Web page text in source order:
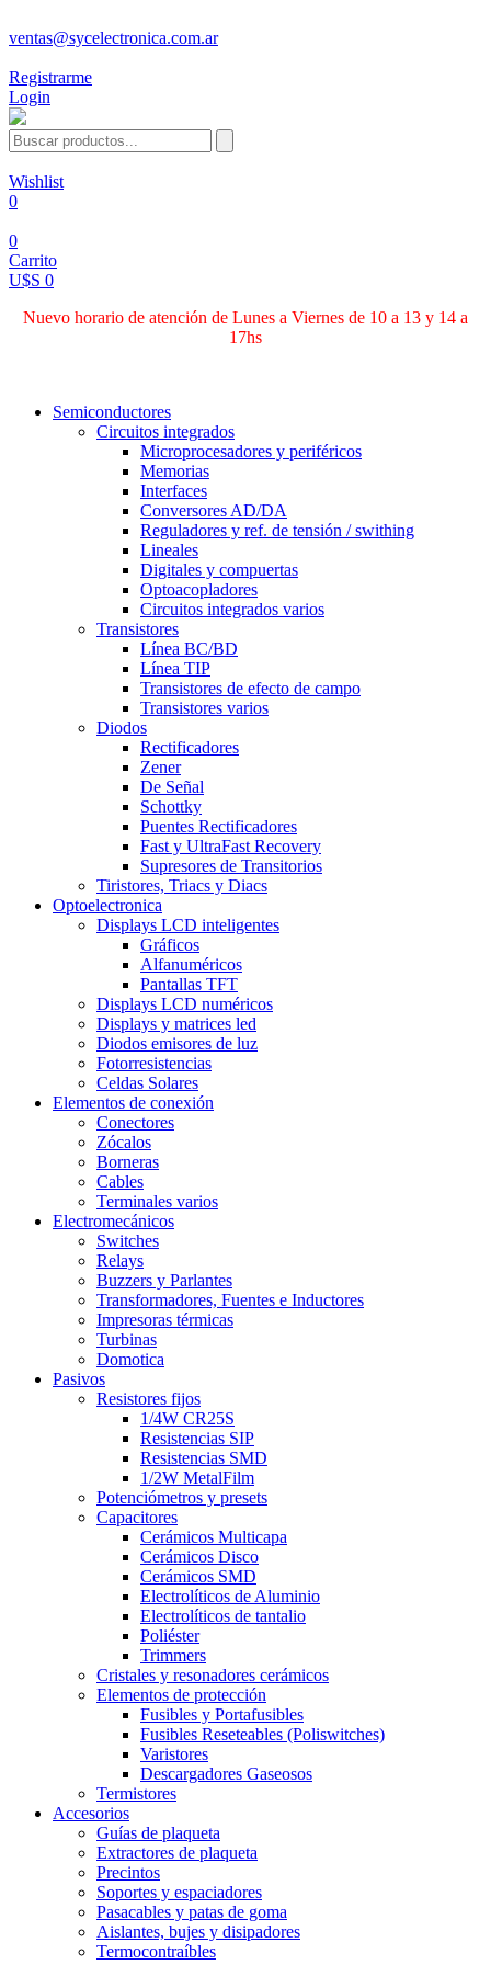
ventas@sycelectronica.com.ar
Registrarme
Login
Wishlist
0
0
Carrito
U$S 0
Nuevo horario de atención de Lunes a Viernes de 10 a 13 y 14 a
17hs
Semiconductores
Circuitos integrados
Microprocesadores y periféricos
Memorias
Interfaces
Conversores AD/DA
Reguladores y ref. de tensión / swithing
Lineales
Digitales y compuertas
Optoacopladores
Circuitos integrados varios
Transistores
Línea BC/BD
Línea TIP
Transistores de efecto de campo
Transistores varios
Diodos
Rectificadores
Zener
De Señal
Schottky
Puentes Rectificadores
Fast y UltraFast Recovery
Supresores de Transitorios
Tiristores, Triacs y Diacs
Optoelectronica
Displays LCD inteligentes
Gráficos
Alfanuméricos
Pantallas TFT
Displays LCD numéricos
Displays y matrices led
Diodos emisores de luz
Fotorresistencias
Celdas Solares
Elementos de conexión
Conectores
Zócalos
Borneras
Cables
Terminales varios
Electromecánicos
Switches
Relays
Buzzers y Parlantes
Transformadores, Fuentes e Inductores
Impresoras térmicas
Turbinas
Domotica
Pasivos
Resistores fijos
1/4W CR25S
Resistencias SIP
Resistencias SMD
1/2W MetalFilm
Potenciómetros y presets
Capacitores
Cerámicos Multicapa
Cerámicos Disco
Cerámicos SMD
Electrolíticos de Aluminio
Electrolíticos de tantalio
Poliéster
Trimmers
Cristales y resonadores cerámicos
Elementos de protección
Fusibles y Portafusibles
Fusibles Reseteables (Poliswitches)
Varistores
Descargadores Gaseosos
Termistores
Accesorios
Guías de plaqueta
Extractores de plaqueta
Precintos
Soportes y espaciadores
Pasacables y patas de goma
Aislantes, bujes y disipadores
Termocontraíbles